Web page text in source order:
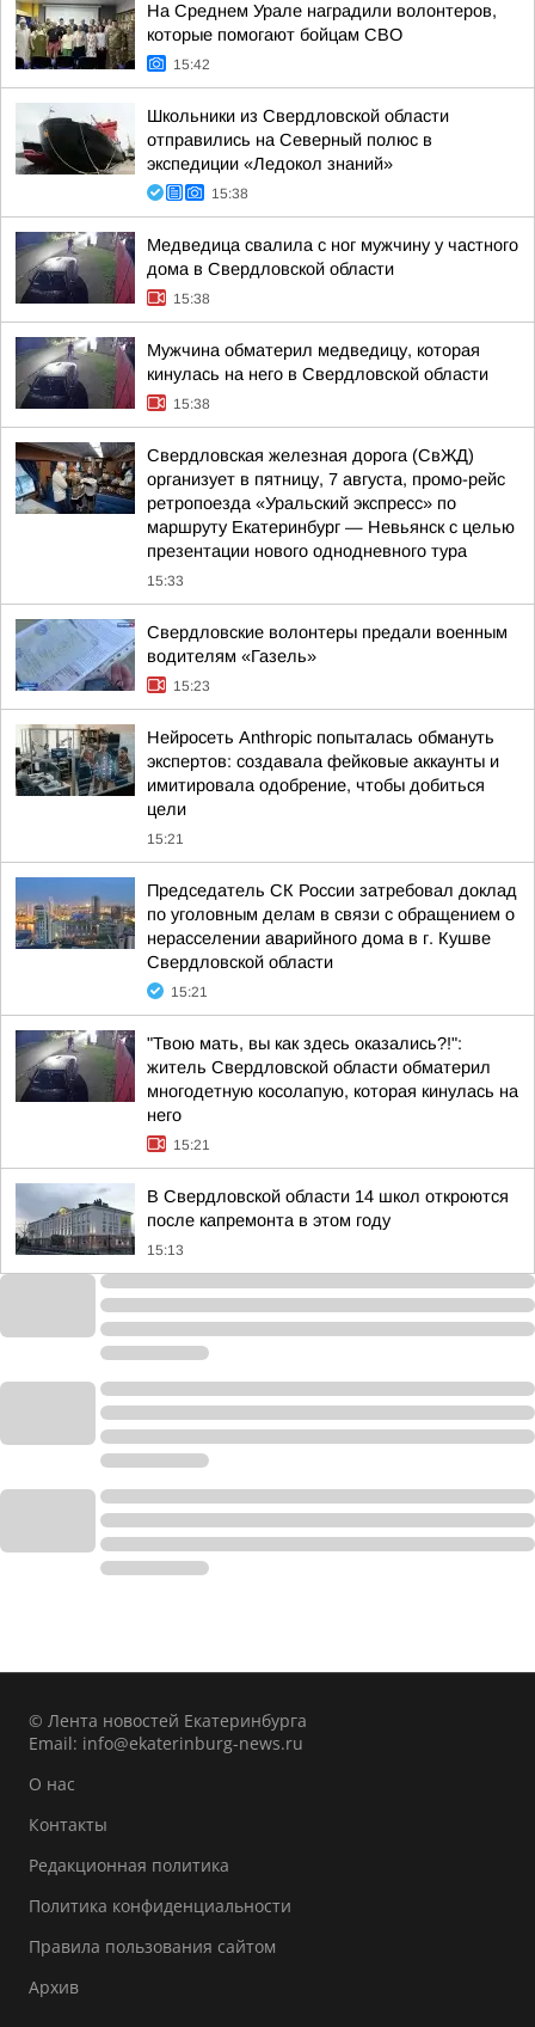
На Среднем Урале наградили волонтеров,
которые помогают бойцам СВО
15:42
Школьники из Свердловской области
отправились на Северный полюс в
экспедиции «Ледокол знаний»
15:38
Медведица свалила с ног мужчину у частного
дома в Свердловской области
15:38
Мужчина обматерил медведицу, которая
кинулась на него в Свердловской области
15:38
Свердловская железная дорога (СвЖД)
организует в пятницу, 7 августа, промо-рейс
ретропоезда «Уральский экспресс» по
маршруту Екатеринбург — Невьянск с целью
презентации нового однодневного тура
15:33
Свердловские волонтеры предали военным
водителям «Газель»
15:23
Нейросеть Anthropic попыталась обмануть
экспертов: создавала фейковые аккаунты и
имитировала одобрение, чтобы добиться
цели
15:21
Председатель СК России затребовал доклад
по уголовным делам в связи с обращением о
нерасселении аварийного дома в г. Кушве
Свердловской области
15:21
"Твою мать, вы как здесь оказались?!":
житель Свердловской области обматерил
многодетную косолапую, которая кинулась на
него
15:21
В Свердловской области 14 школ откроются
после капремонта в этом году
15:13
© Лента новостей Екатеринбурга
Email: info@ekaterinburg-news.ru
О нас
Контакты
Редакционная политика
Политика конфиденциальности
Правила пользования сайтом
Архив